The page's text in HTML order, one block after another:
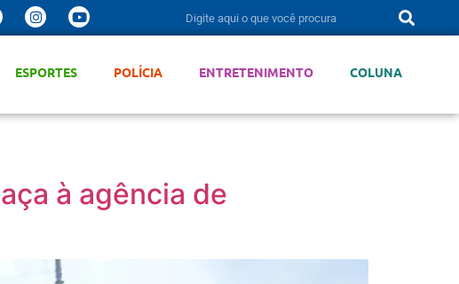
ESPORTES POLÍCIA ENTRETENIMENTO COLUNA
à agência de